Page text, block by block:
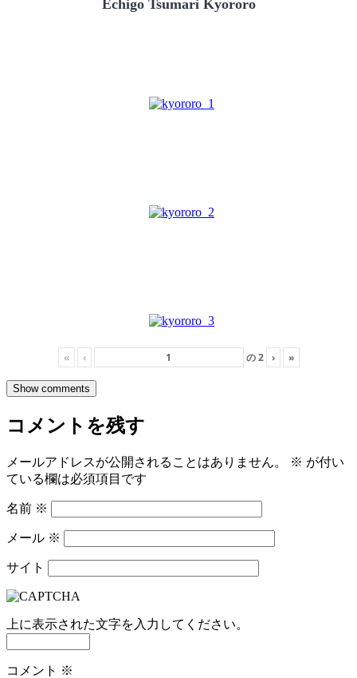
Echigo Tsumari Kyororo
« ‹ の2 › »
Show comments
コメントを残す
メールアドレスが公開されることはありません。 ※ が付い
ている欄は必須項目です
名前 ※
メール ※
サイト
上に表示された文字を入力してください。
コメント ※